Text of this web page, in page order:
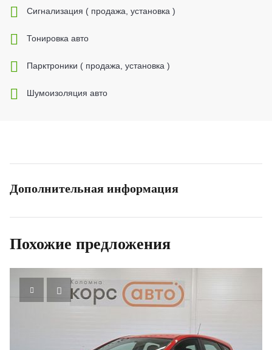
Cигнализация ( продажа, установка )
Тонировка авто
Парктроники ( продажа, установка )
Шумоизоляция авто
Дополнительная информация
Похожие предложения